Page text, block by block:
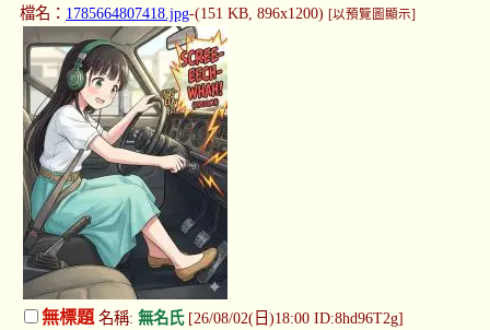
檔名： 1785664807418.jpg-(151 KB, 896x1200) [以預覽圖顯示]
無標題名稱: 無名氏[26/08/02(日)18:00 ID:8hd96T2g]